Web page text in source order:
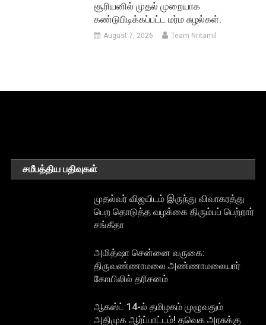
சூரியனில் முதல் முறையாக
கண்டுபிடிக்கப்பட்ட மர்ம சுழல்கள்.
August 7, 2026 Team Nritamil
சமீபத்திய பதிவுகள்
முதல்வர் விஜயிடம் இருந்து விவாகரத்து
பெற தொடுத்த வழக்கை திரும்பப் பெற்றார்
சங்கீதா
அமித்ஷா சென்னை வருகை:
திருவண்ணாமலை அண்ணாமலையார்
கோயிலில் தரிசனம்
ஆகஸ்ட் 14-ல் தமிழகம் முழுவதும்
அதிமுக ஆர்ப்பாட்டம்! தவெக அரசுக்கு